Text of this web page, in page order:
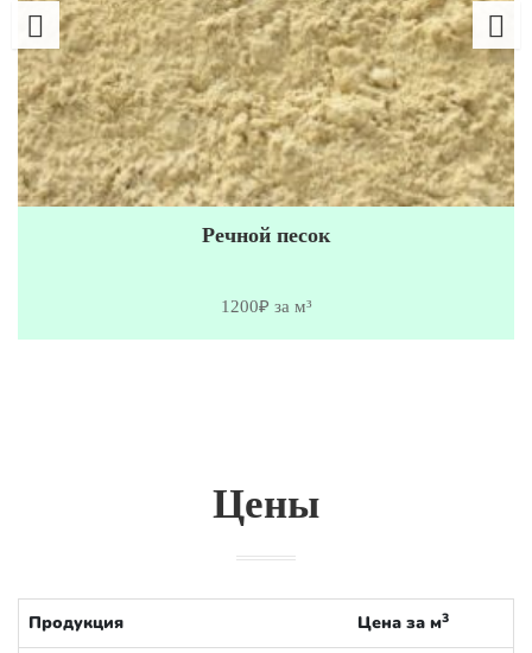
Речной песок
1200₽ за м³
Цены
Продукция Цена за м3